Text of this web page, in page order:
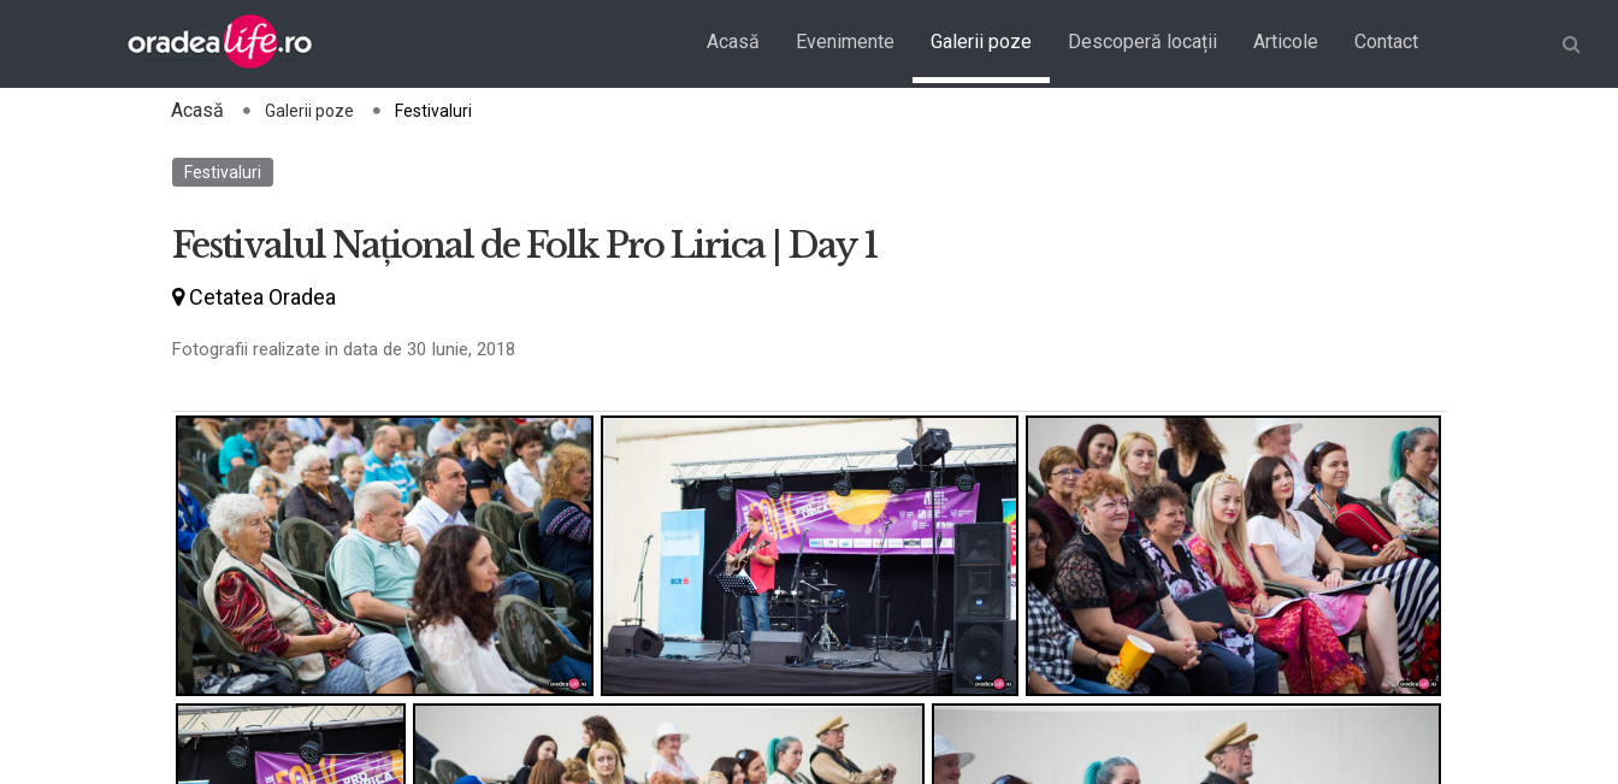
Acasă Evenimente Galerii poze Descoperă locații Articole Contact
Acasă Galerii poze Festivaluri
Festivaluri
Festivalul Național de Folk Pro Lirica | Day 1
Cetatea Oradea
Fotografii realizate in data de 30 Iunie, 2018